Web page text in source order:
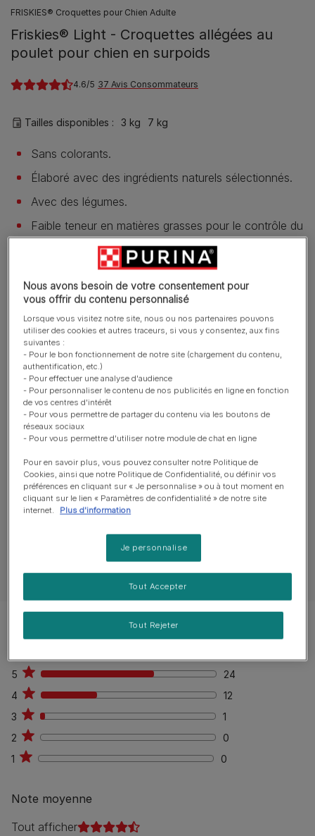
FRISKIES® Croquettes pour Chien Adulte
Friskies® Light - Croquettes allégées au
poulet pour chien en surpoids
4.6 37 Avis Consommateurs
Tailles disponibles​ : 3 kg 7 kg
Sans colorants.
Élaboré avec des ingrédients naturels sélectionnés.
Avec des légumes.
Faible teneur en matières grasses pour le contrôle du
poids (- 20 % de matières grasses*).
Présentation du produit
Ingrédients et nutrition
Guide d’alimentation
Reviews
37 reviews
Aucun avis publiés
5 24
24
4
12
12
3
1
1
2
0
0
1
0 0
Note moyenne
Tout afficher
Nous avons besoin de votre consentement pour
vous offrir du contenu personnalisé
Lorsque vous visitez notre site, nous ou nos partenaires pouvons
utiliser des cookies et autres traceurs, si vous y consentez, aux fins
suivantes :
- Pour le bon fonctionnement de notre site (chargement du contenu,
authentification, etc.)
- Pour effectuer une analyse d'audience
- Pour personnaliser le contenu de nos publicités en ligne en fonction
de vos centres d'intérêt
- Pour vous permettre de partager du contenu via les boutons de
réseaux sociaux
- Pour vous permettre d'utiliser notre module de chat en ligne
Pour en savoir plus, vous pouvez consulter notre Politique de
Cookies, ainsi que notre Politique de Confidentialité, ou définir vos
préférences en cliquant sur « Je personnalise » ou à tout moment en
cliquant sur le lien « Paramètres de confidentialité » de notre site
internet.
Plus d'information
Je personnalise
Tout Rejeter
Tout Accepter